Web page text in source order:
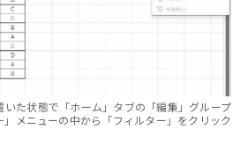
た状態で「ホーム」タブの「編集」グループ
メニューの中から「フィルター」をクリック